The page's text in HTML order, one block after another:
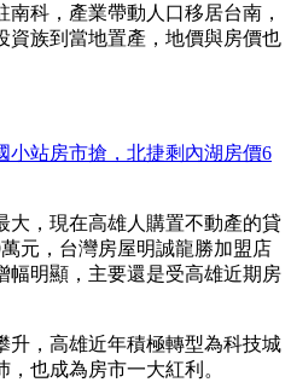
科，產業帶動人口移居台南，
資族到當地置產，地價與房價也
小站房市搶，北捷剩內湖房價6
大，現在高雄人購置不動產的貸
元，台灣房屋明誠龍勝加盟店
幅明顯，主要還是受高雄近期房
升，高雄近年積極轉型為科技城
也成為房市一大紅利。